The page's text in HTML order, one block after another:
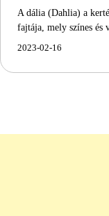
A dália (Dahlia) a
fajtája, mely színes és
2023-02-16